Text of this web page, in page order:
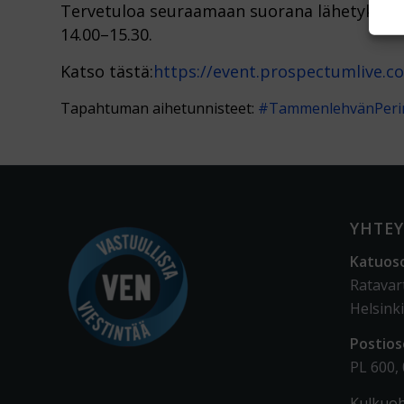
Tervetuloa seuraamaan suorana
14.00–15.30.
Katso tästä:https://
Tapahtuman aihetunnisteet:
Helsinki
PL